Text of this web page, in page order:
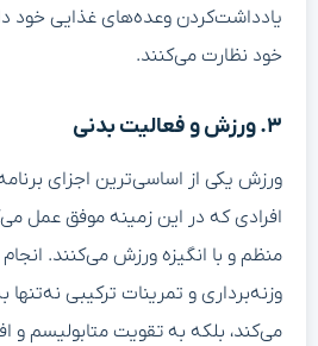
یادداشت‌کردن وعده‌های غذایی خود
خود نظارت می‌کنند.
۳. ورزش و فعالیت بدنی
ورزش یکی از اساسی‌ترین اجزای
افرادی که در این زمینه موفق عمل
منظم و با انگیزه ورزش می‌کنند.
وزنه‌برداری و تمرینات ترکیبی
می‌کند، بلکه به تقویت متابولیسم و